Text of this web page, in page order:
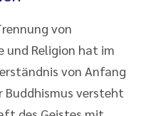
von
und Religion hat im
von Anfang
Buddhismus versteht